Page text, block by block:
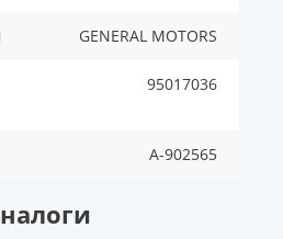
GENERAL MOTORS
95017036
A-902565